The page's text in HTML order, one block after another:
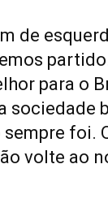
de
para o
sociedade
foi.
volte ao